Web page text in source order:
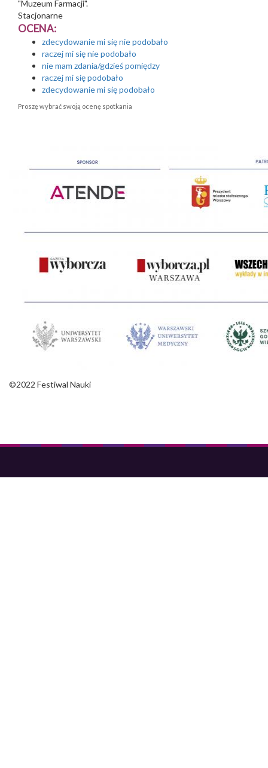
"Muzeum Farmacji".
Stacjonarne
OCENA:
zdecydowanie mi się nie podobało
raczej mi się nie podobało
nie mam zdania/gdzieś pomiędzy
raczej mi się podobało
zdecydowanie mi się podobało
Proszę wybrać swoją ocenę spotkania
©2022 Festiwal Nauki